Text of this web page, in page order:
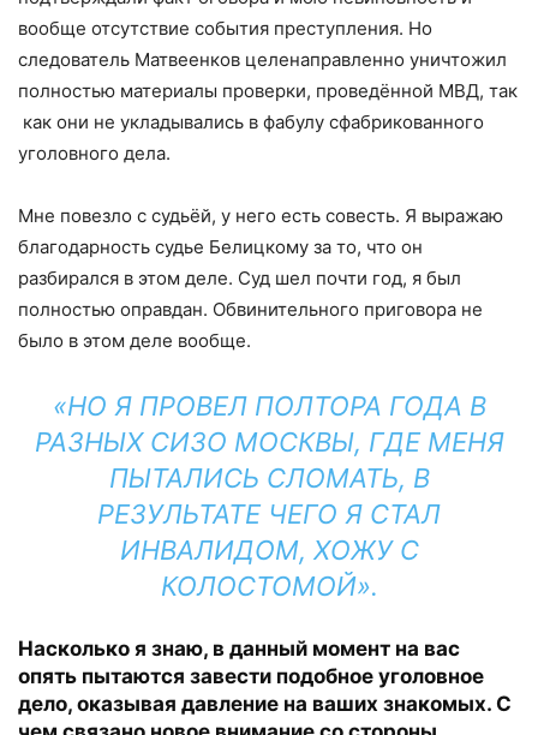
вообще отсутствие события преступления. Но
следователь Матвеенков целенаправленно уничтожил
полностью материалы проверки, проведённой МВД, так
как они не укладывались в фабулу сфабрикованного
уголовного дела.
Мне повезло с судьёй, у него есть совесть. Я выражаю
благодарность судье Белицкому за то, что он
разбирался в этом деле. Суд шел почти год, я был
полностью оправдан. Обвинительного приговора не
было в этом деле вообще.
«НО Я ПРОВЕЛ ПОЛТОРА ГОДА В
РАЗНЫХ СИЗО МОСКВЫ, ГДЕ МЕНЯ
ПЫТАЛИСЬ СЛОМАТЬ, В
РЕЗУЛЬТАТЕ ЧЕГО Я СТАЛ
ИНВАЛИДОМ, ХОЖУ С
КОЛОСТОМОЙ».
Насколько я знаю, в данный момент на вас
опять пытаются завести подобное уголовное
дело, оказывая давление на ваших знакомых. С